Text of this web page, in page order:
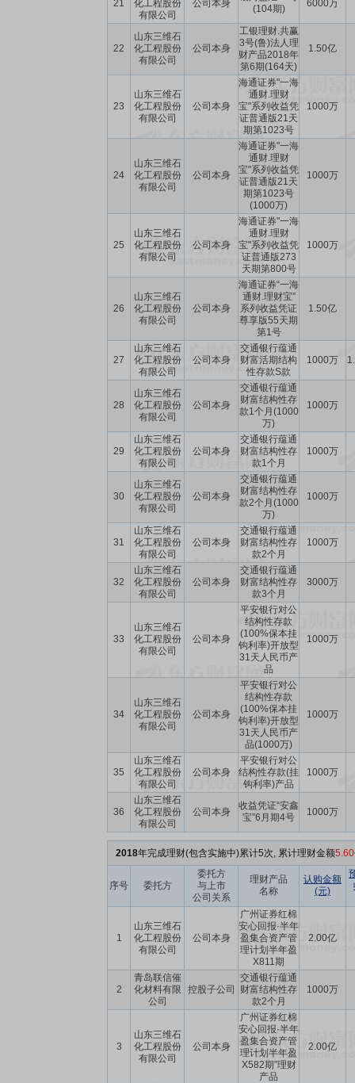
21
化工程股份
有限公司
公司本身
(104期)
6000万
22
山东三维石
化工程股份
有限公司
公司本身
工银理财.共赢
3号(鲁)法人理
财产品2018年
第6期(164天)
1.50亿
23
山东三维石
化工程股份
有限公司
公司本身
海通证券"一海
通财.理财
宝"系列收益凭
证普通版21天
期第1023号
1000万
24
山东三维石
化工程股份
有限公司
公司本身
海通证券"一海
通财.理财
宝"系列收益凭
证普通版21天
期第1023号
(1000万)
1000万
25
山东三维石
化工程股份
有限公司
公司本身
海通证券"一海
通财.理财
宝"系列收益凭
证普通版273
天期第800号
1000万
26
山东三维石
化工程股份
有限公司
公司本身
海通证券“一海
通财.理财宝”
系列收益凭证
尊享版55天期
第1号
1.50亿
27
山东三维石
化工程股份
有限公司
公司本身
交通银行蕴通
财富活期结构
性存款S款
1000万
28
山东三维石
化工程股份
有限公司
公司本身
交通银行蕴通
财富结构性存
款1个月(1000
万)
1000万
29
山东三维石
化工程股份
有限公司
公司本身
交通银行蕴通
财富结构性存
款1个月
1000万
30
山东三维石
化工程股份
有限公司
公司本身
交通银行蕴通
财富结构性存
款2个月(1000
万)
1000万
31
山东三维石
化工程股份
有限公司
公司本身
交通银行蕴通
财富结构性存
款2个月
1000万
32
山东三维石
化工程股份
有限公司
公司本身
交通银行蕴通
财富结构性存
款3个月
3000万
33
山东三维石
化工程股份
有限公司
公司本身
平安银行对公
结构性存款
(100%保本挂
钩利率)开放型
31天人民币产
品
1000万
34
山东三维石
化工程股份
有限公司
公司本身
平安银行对公
结构性存款
(100%保本挂
钩利率)开放型
31天人民币产
品(1000万)
1000万
35
山东三维石
化工程股份
有限公司
公司本身
平安银行对公
结构性存款(挂
钩利率)产品
1000万
36
山东三维石
化工程股份
有限公司
公司本身
收益凭证“安鑫
宝”6月期4号
1000万
2018年完成理财(包含实施中)累计5次, 累计理财金额
序号 委托方
委托方
与上市
公司关系
理财产品
名称
认购金额
(元)
1
山东三维石
化工程股份
有限公司
公司本身
广州证券红棉
安心回报·半年
盈集合资产管
理计划半年盈
X811期
2.00亿
2
青岛联信催
化材料有限
公司
控股子公司
交通银行蕴通
财富结构性存
款2个月
1000万
3
山东三维石
化工程股份
有限公司
公司本身
广州证券红棉
安心回报·半年
盈集合资产管
理计划半年盈
X582期”理财
产品
2.00亿